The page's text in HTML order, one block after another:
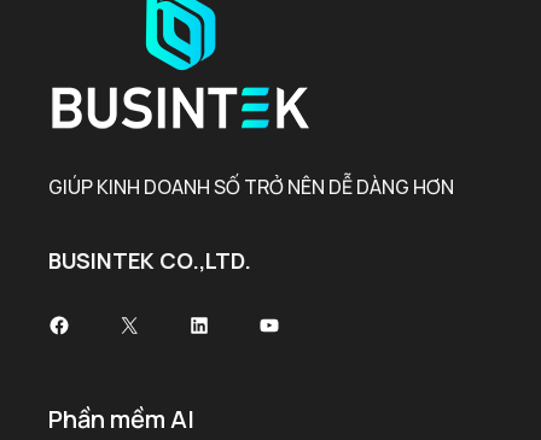
GIÚP KINH DOANH SỐ TRỞ NÊN DỄ DÀNG HƠN
BUSINTEK CO.,LTD.
Facebook
X LinkedInYoutube
Phần mềm AI